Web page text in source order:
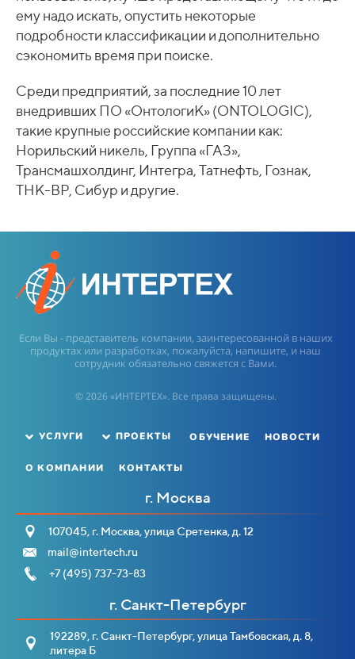
ему надо искать, опустить некоторые
подробности классификации и дополнительно
сэкономить время при поиске.
Среди предприятий, за последние 10 лет
внедривших ПО «ОнтологиК» (ONTOLOGIC),
такие крупные российские компании как:
Норильский никель, Группа «ГАЗ»,
Трансмашхолдинг, Интегра, Татнефть, Гознак,
ТНК-ВР, Сибур и другие.
Если Вы - представитель компании, заинтересованной в наших
продуктах или разработках, пожалуйста, напишите, и наш
сотрудник обязательно свяжется с Вами.
© 2026 «ИНТЕРТЕХ». Все права защищены.
УСЛУГИ ПРОЕКТЫ ОБУЧЕНИЕ НОВОСТИ
О КОМПАНИИ КОНТАКТЫ
г. Москва
107045, г. Москва, улица Сретенка, д. 12
mail@intertech.ru
+7 (495) 737-73-83
г. Санкт-Петербург
192289, г. Санкт-Петербург, улица Тамбовская, д. 8,
литера Б